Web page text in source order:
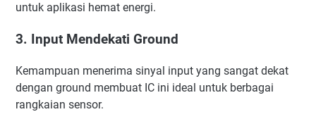
untuk aplikasi hemat energi.
3. Input Mendekati Ground
Kemampuan menerima sinyal input yang sangat dekat
dengan ground membuat IC ini ideal untuk berbagai
rangkaian sensor.